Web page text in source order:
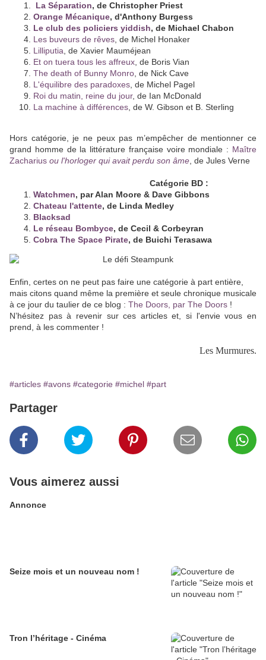
La Séparation, de Christopher Priest
Orange Mécanique, d'Anthony Burgess
Le club des policiers yiddish, de Michael Chabon
Les buveurs de rêves , de Michel Honaker
Lilliputia , de Xavier Mauméjean
Et on tuera tous les affreux , de Boris Vian
The death of Bunny Monro , de Nick Cave
L'équilibre des paradoxes , de Michel Pagel
Roi du matin, reine du jour, de Ian McDonald
La machine à différences , de W. Gibson et B. Sterling
Hors catégorie, je ne peux pas m’empêcher de mentionner ce
grand homme de la littérature française voire mondiale : Maître
Zacharius ou l'horloger qui avait perdu son âme , de Jules Verne
Catégorie BD :
Watchmen, par Alan Moore & Dave Gibbons
Chateau l'attente, de Linda Medley
Blacksad
Le réseau Bombyce, de Cecil & Corbeyran
Cobra The Space Pirate, de Buichi Terasawa
Enfin, certes on ne peut pas faire une catégorie à part entière,
mais citons quand même la première et seule chronique musicale
à ce jour du taulier de ce blog : The Doors, par The Doors !
N’hésitez pas à revenir sur ces articles et, si l'envie vous en
prend, à les commenter !
Les Murmures.
#articles #avons #categorie #michel #part
Partager
Vous aimerez aussi
Annonce
Seize mois et un nouveau nom !
Tron l’héritage - Cinéma